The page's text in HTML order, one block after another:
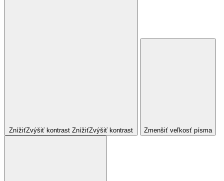
ZnížiťZvýšiť kontrast ZnížiťZvýšiť kontrast Zmenšiť veľkosť písma